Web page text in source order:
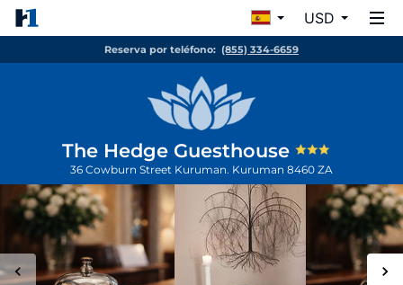
USD
Reserva por teléfono: (855) 334-6659
The Hedge Guesthouse
36 Cowburn Street Kuruman. Kuruman 8460 ZA